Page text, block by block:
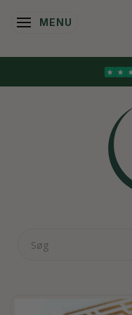
SKIFTE NAVIGATION
MENU